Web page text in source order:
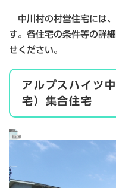
中川村の村営住宅には
す。各住宅の条件等の詳
せください。
アルプスハイツ
宅）集合住宅